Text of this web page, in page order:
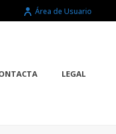
Área de Usuario
LEGAL